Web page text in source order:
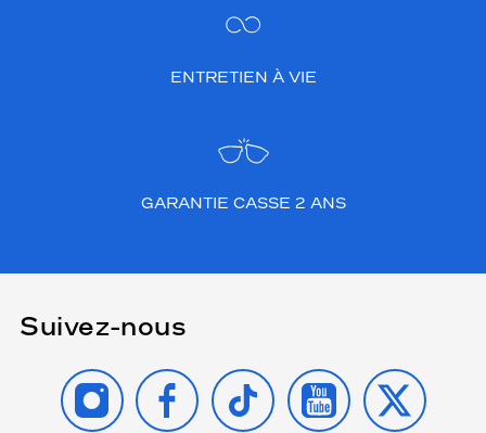
ENTRETIEN À VIE
GARANTIE CASSE 2 ANS
Suivez-nous
INSTAGRAMFACEBOOK
TIKTOK YOUTUBE
X